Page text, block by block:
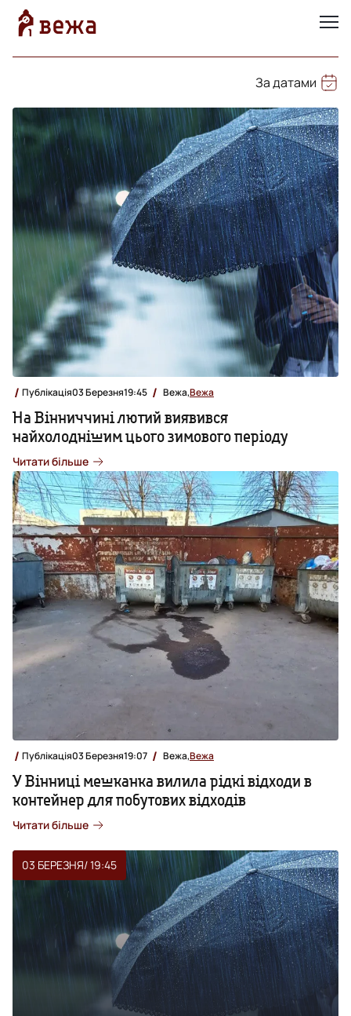
За датами
Публікація03 Березня19:45 Вежа,Вежа
На Вінниччині лютий виявився
найхолоднішим цього зимового періоду
Читати більше
Публікація03 Березня19:07 Вежа,Вежа
У Вінниці мешканка вилила рідкі відходи в
контейнер для побутових відходів
Читати більше
03 БЕРЕЗНЯ/ 19:45